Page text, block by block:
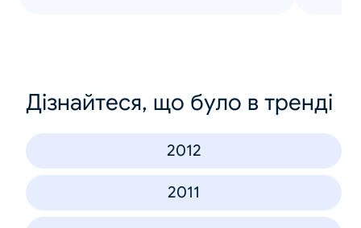
Дізнайтеся, що було в тренді
2012
2011